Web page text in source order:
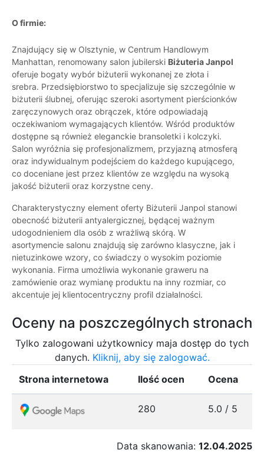
O firmie:
Znajdujący się w Olsztynie, w Centrum Handlowym
Manhattan, renomowany salon jubilerski Biżuteria Janpol
oferuje bogaty wybór biżuterii wykonanej ze złota i
srebra. Przedsiębiorstwo to specjalizuje się szczególnie w
biżuterii ślubnej, oferując szeroki asortyment pierścionków
zaręczynowych oraz obrączek, które odpowiadają
oczekiwaniom wymagających klientów. Wśród produktów
dostępne są również eleganckie bransoletki i kolczyki.
Salon wyróżnia się profesjonalizmem, przyjazną atmosferą
oraz indywidualnym podejściem do każdego kupującego,
co doceniane jest przez klientów ze względu na wysoką
jakość biżuterii oraz korzystne ceny.
Charakterystyczny element oferty Biżuterii Janpol stanowi
obecność biżuterii antyalergicznej, będącej ważnym
udogodnieniem dla osób z wrażliwą skórą. W
asortymencie salonu znajdują się zarówno klasyczne, jak i
nietuzinkowe wzory, co świadczy o wysokim poziomie
wykonania. Firma umożliwia wykonanie graweru na
zamówienie oraz wymianę produktu na inny rozmiar, co
akcentuje jej klientocentryczny profil działalności.
Oceny na poszczególnych stronach
Tylko zalogowani użytkownicy maja dostęp do tych
danych. Kliknij, aby się zalogować.
Strona internetowa
Ilość ocen Ocena
280 5.0 / 5
Data skanowania: 12.04.2025